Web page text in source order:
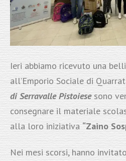
Ieri abbiamo ricevuto una
all’Emporio Sociale di
di Serravalle Pistoiese sono
consegnare il materiale
alla loro iniziativa“Zaino
Nei mesi scorsi, hanno